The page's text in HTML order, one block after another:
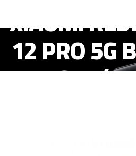
XIAOMI
12 PRO 5G
SIM